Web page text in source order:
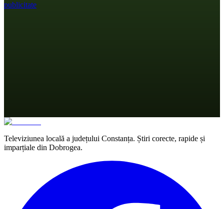
publicitate
Televiziunea locală a județului Constanța. Știri corecte, rapide și
imparțiale din Dobrogea.